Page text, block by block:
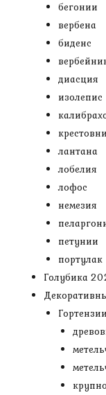
бегонии
вербена
биденс
диасция
изолепис
лантана
лобелия
лофос
немезия
петунии
портулак
Голубика